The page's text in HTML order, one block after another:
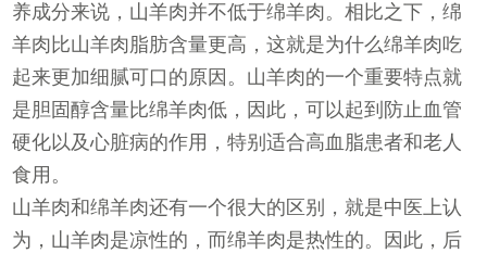
养成分来说，山羊肉并不低于绵羊肉。相比之下，绵
羊肉比山羊肉脂肪含量更高，这就是为什么绵羊肉吃
起来更加细腻可口的原因。山羊肉的一个重要特点就
是胆固醇含量比绵羊肉低，因此，可以起到防止血管
硬化以及心脏病的作用，特别适合高血脂患者和老人
食用。
山羊肉和绵羊肉还有一个很大的区别，就是中医上认
为，山羊肉是凉性的，而绵羊肉是热性的。因此，后